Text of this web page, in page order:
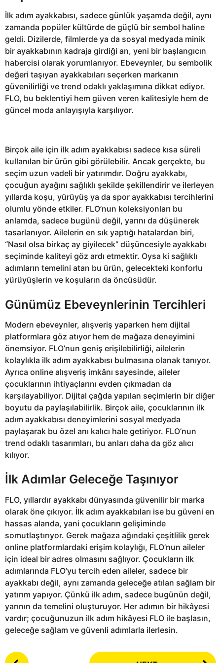
İlk adım ayakkabısı, sadece günlük yaşamda değil, aynı
zamanda popüler kültürde de güçlü bir sembol haline
geldi. Dizilerde, filmlerde ya da sosyal medyada minik
bir ayakkabının kadraja girdiği an, yeni bir başlangıcın
habercisi olarak yorumlanıyor. Ebeveynler, bu sembolik
değeri taşıyan ayakkabıları seçerken markanın
güvenilirliği ve trend odaklı yaklaşımına dikkat ediyor.
FLO, bu beklentiyi hem güven veren kalitesiyle hem de
güncel moda anlayışıyla karşılıyor.
Birçok aile için ilk adım ayakkabısı sadece kısa süreli
kullanılan bir ürün gibi görülebilir. Ancak gerçekte, bu
seçim uzun vadeli bir yatırımdır. Doğru ayakkabı,
çocuğun ayağını sağlıklı şekilde şekillendirir ve ilerleyen
yıllarda koşu, yürüyüş ya da spor ayakkabısı tercihlerini
olumlu yönde etkiler. FLO’nun koleksiyonları bu
anlamda, sadece bugünü değil, yarını da düşünerek
tasarlanıyor. Ailelerin en sık yaptığı hatalardan biri,
“Nasıl olsa birkaç ay giyilecek” düşüncesiyle ayakkabı
seçiminde kaliteyi göz ardı etmektir. Oysa ki sağlıklı
adımların temelini atan bu ürün, gelecekteki konforlu
yürüyüşlerin ve koşuların da öncüsüdür.
Günümüz Ebeveynlerinin Tercihleri
Modern ebeveynler, alışveriş yaparken hem dijital
platformlara göz atıyor hem de mağaza deneyimini
önemsiyor. FLO’nun geniş erişilebilirliği, ailelerin
kolaylıkla ilk adım ayakkabısı bulmasına olanak tanıyor.
Ayrıca online alışveriş imkânı sayesinde, aileler
çocuklarının ihtiyaçlarını evden çıkmadan da
karşılayabiliyor. Dijital çağda yapılan seçimlerin bir diğer
boyutu da paylaşılabilirlik. Birçok aile, çocuklarının ilk
adım ayakkabısı deneyimlerini sosyal medyada
paylaşarak bu özel anı kalıcı hale getiriyor. FLO’nun
trend odaklı tasarımları, bu anları daha da göz alıcı
kılıyor.
İlk Adımlar Geleceğe Taşınıyor
FLO, yıllardır ayakkabı dünyasında güvenilir bir marka
olarak öne çıkıyor. İlk adım ayakkabıları ise bu güveni en
hassas alanda, yani çocukların gelişiminde
somutlaştırıyor. Gerek mağaza ağındaki çeşitlilik gerek
online platformlardaki erişim kolaylığı, FLO’nun aileler
için ideal bir adres olmasını sağlıyor. Çocukların ilk
adımlarında FLO’yu tercih eden aileler, sadece bir
ayakkabı değil, aynı zamanda geleceğe atılan sağlam bir
yatırım yapıyor. Çünkü ilk adım, sadece bugünün değil,
yarının da temelini oluşturuyor. Her adımın bir hikâyesi
vardır; çocuğunuzun ilk adım hikâyesi FLO ile başlasın,
geleceğe sağlam ve güvenli adımlarla ilerlesin.
P